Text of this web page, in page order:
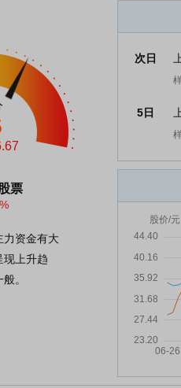
票
力资金有大
现上升趋
。
次日
5日